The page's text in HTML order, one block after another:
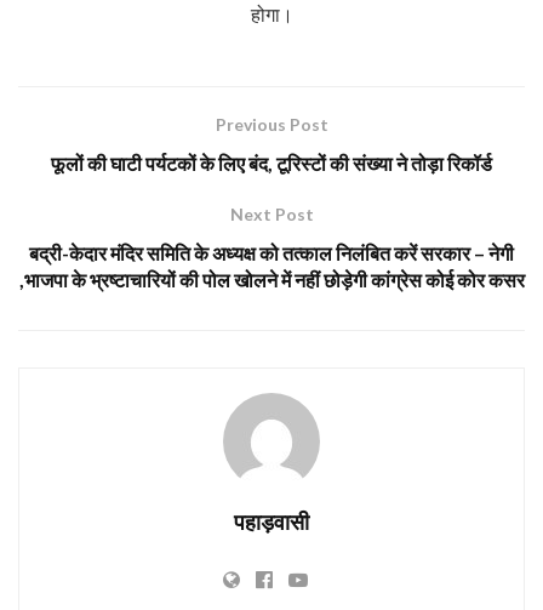
होगा।
Previous Post
फूलों की घाटी पर्यटकों के लिए बंद, टूरिस्टों की संख्या ने तोड़ा रिकॉर्ड
Next Post
बद्री-केदार मंदिर समिति के अध्यक्ष को तत्काल निलंबित करें सरकार – नेगी
,भाजपा के भ्रष्टाचारियों की पोल खोलने में नहीं छोड़ेगी कांग्रेस कोई कोर कसर
पहाड़वासी